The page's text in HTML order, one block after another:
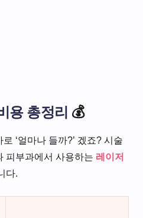
용 총정리 💰
‘얼마나 들까?’ 겠죠? 시술
피부과에서 사용하는 레이저
다.